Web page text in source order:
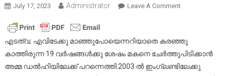
July 17, 2023 Administrator Leave A CommentOn
ശേഷം
ആ
അമ്മക്ക്
എടത്വ: എവിടേക്കു മാഞ്ഞുപോയെന്നറിയാതെ കരഞ്ഞു
കാത്തിരുന്ന 19 വർഷങ്ങൾക്കു ശേഷം മകനെ ചേർത്തുപിടിക്കാൻ
അമ്മ ഡൽഹിയിലേക്ക് പറന്നെത്തി.2003 ൽ ഇംഗ്ലണ്ടിലേക്കു